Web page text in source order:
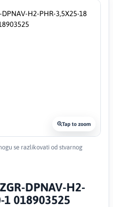
Tap to zoom
se razlikovati od stvarnog
DPNAV-H2-
1 018903525